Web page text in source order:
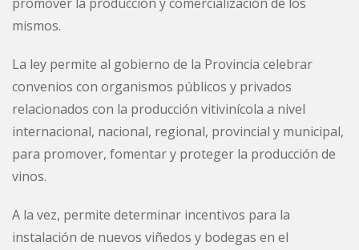
mismos.
La ley permite al gobierno de la Provincia celebrar
convenios con organismos públicos y privados
relacionados con la producción vitivinícola a nivel
internacional, nacional, regional, provincial y municipal,
para promover, fomentar y proteger la producción de
vinos.
A la vez, permite determinar incentivos para la
instalación de nuevos viñedos y bodegas en el